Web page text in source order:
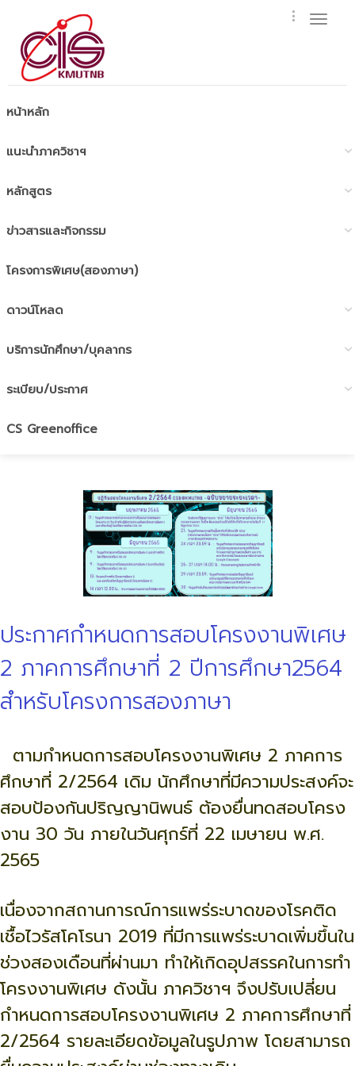
หน้าหลัก
แนะนำภาควิชาฯ
หลักสูตร
ข่าวสารและกิจกรรม
โครงการพิเศษ(สองภาษา)
ดาวน์โหลด
บริการนักศึกษา/บุคลากร
ระเบียบ/ประกาศ
CS Greenoffice
ประกาศกำหนดการสอบโครงงานพิเศษ
2 ภาคการศึกษาที่ 2 ปีการศึกษา2564
สำหรับโครงการสองภาษา
ตามกำหนดการสอบโครงงานพิเศษ 2 ภาคการ
ศึกษาที่ 2/2564 เดิม นักศึกษาที่มีความประสงค์จะ
สอบป้องกันปริญญานิพนธ์ ต้องยื่นทดสอบโครง
งาน 30 วัน ภายในวันศุกร์ที่ 22 เมษายน พ.ศ.
2565
เนื่องจากสถานการณ์การแพร่ระบาดของโรคติด
เชื้อไวรัสโคโรนา 2019 ที่มีการแพร่ระบาดเพิ่มขึ้นใน
ช่วงสองเดือนที่ผ่านมา ทำให้เกิดอุปสรรคในการทำ
โครงงานพิเศษ ดังนั้น ภาควิชาฯ จึงปรับเปลี่ยน
กำหนดการสอบโครงงานพิเศษ 2 ภาคการศึกษาที่
2/2564 รายละเอียดข้อมูลในรูปภาพ โดยสามารถ